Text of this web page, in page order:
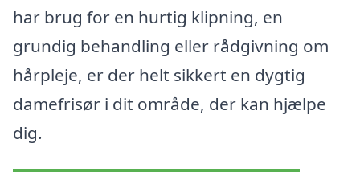
har brug for en hurtig klipning, en
grundig behandling eller rådgivning om
hårpleje, er der helt sikkert en dygtig
damefrisør i dit område, der kan hjælpe
dig.